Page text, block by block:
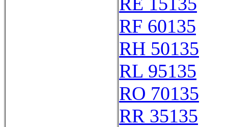
RF 60135
RH 50135
RL 95135
RO 70135
RR 35135